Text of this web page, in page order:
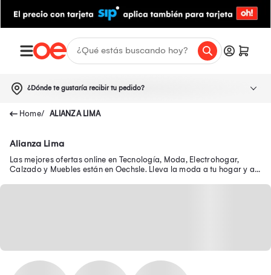
¿Dónde te gustaría recibir tu pedido?
ALIANZA LIMA
Alianza Lima
Las mejores ofertas online en Tecnología, Moda, Electrohogar,
Calzado y Muebles están en Oechsle. Lleva la moda a tu hogar y a